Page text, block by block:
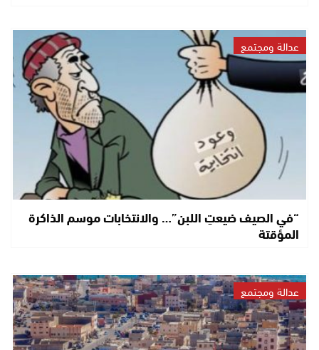
عدالة ومجتمع
“في الصيف ضيعتِ اللبن”… والانتخابات موسم الذاكرة
المؤقتة
عدالة ومجتمع